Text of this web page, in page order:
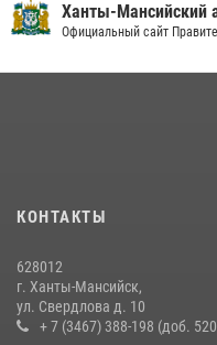
16 июля 2026, 04:54 4
29 июля 2026, 09:54
форума развития
13 июля 2026, 11:47
Ханты-Мансийский
Официальный сайт
КОНТАКТЫ
628012
г. Ханты-Мансийск,
ул. Свердлова д. 10
+ 7 (3467) 388-198 (доб.